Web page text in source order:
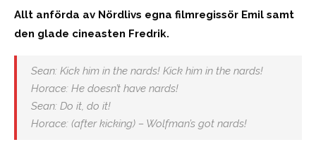
Allt anförda av Nördlivs egna filmregissör Emil samt
den glade cineasten Fredrik.
Sean: Kick him in the nards! Kick him in the nards!
Horace: He doesn’t have nards!
Sean: Do it, do it!
Horace: (after kicking) – Wolfman’s got nards!